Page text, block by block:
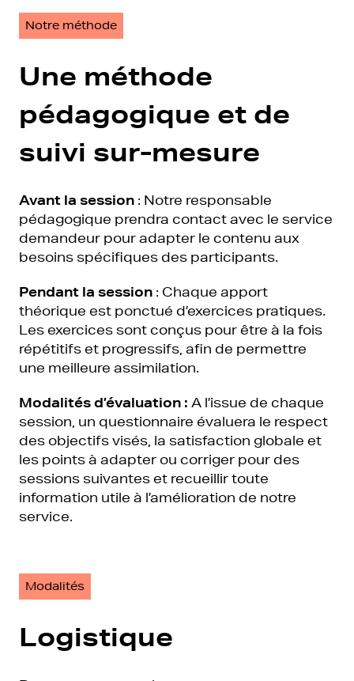
Notre méthode
Une méthode
pédagogique et de
suivi sur-mesure
Avant la session : Notre responsable
pédagogique prendra contact avec le service
demandeur pour adapter le contenu aux
besoins spécifiques des participants.
Pendant la session : Chaque apport
théorique est ponctué d’exercices pratiques.
Les exercices sont conçus pour être à la fois
répétitifs et progressifs, afin de permettre
une meilleure assimilation.
Modalités d’évaluation : A l’issue de chaque
session, un questionnaire évaluera le respect
des objectifs visés, la satisfaction globale et
les points à adapter ou corriger pour des
sessions suivantes et recueillir toute
information utile à l’amélioration de notre
service.
Modalités
Logistique